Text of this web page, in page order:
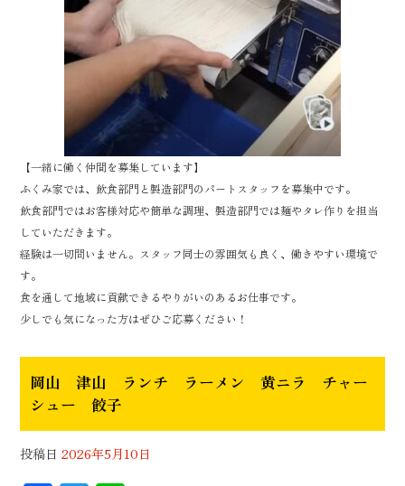
【一緒に働く仲間を募集しています】
ふくみ家では、飲食部門と製造部門のパートスタッフを募集中です。
飲食部門ではお客様対応や簡単な調理、製造部門では麺やタレ作りを担当
していただきます。
経験は一切問いません。スタッフ同士の雰囲気も良く、働きやすい環境で
す。
食を通して地域に貢献できるやりがいのあるお仕事です。
少しでも気になった方はぜひご応募ください！
岡山 津山 ランチ ラーメン 黄ニラ チャー
シュー 餃子
投稿日 2026年5月10日